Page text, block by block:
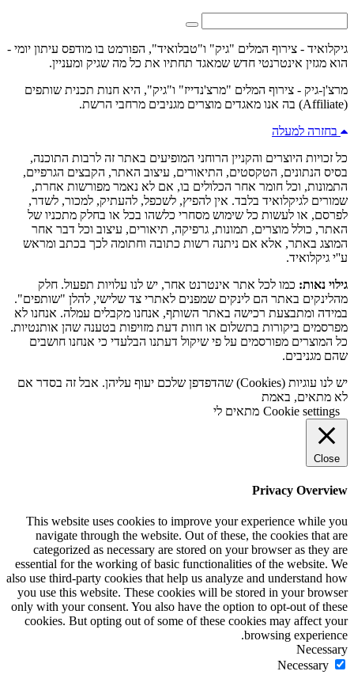
גיקלואיד - צירוף המלים "גיק" ו"טבלואיד", הפורמט בו מודפס עיתון יומי -
הוא מגזין אינטרנטי חדש שמאגד תחתיו את כל מה שגיק ומעניין.
מרצ'ן-גיק - צירוף המלים "מרצ'נדייז" ו"גיק", היא חנות תכנית שותפים
(Affiliate) בה אנו מאגדים מוצרים מגניבים מרחבי הרשת.
בחזרה למעלה
כל זכויות היוצרים והקניין הרוחני המופיעים באתר זה לרבות התוכנה,
בסיס הנתונים, הטקסטים, התיאורים, עיצוב האתר, הקבצים הגרפיים,
התמונות, וכל חומר אחר הכלולים בו, אם לא נאמר מפורשות אחרת,
שמורים לגיקלואיד בלבד. אין להפיץ, לשכפל, להעתיק, למכור, לשדר,
לפרסם, או לעשות כל שימוש מסחרי כלשהו בכל או בחלק מתכניו של
האתר, כולל מוצרים, תמונות, גרפיקה, תיאורים, עיצוב וכל דבר אחר
המוצג באתר, אלא אם ניתנה רשות כתובה וחתומה לכך בכתב ומראש
ע''י גיקלואיד.
גילוי נאות: כמו לכל אתר אינטרנט אחר, יש לנו עלויות תפעול. חלק
מהלינקים באתר הם לינקים שמפנים לאתרי צד שלישי, להלן "שותפים".
במידה ומתבצעת רכישה באתר השותף, אנחנו מקבלים עמלה. אנחנו לא
מפרסמים ביקורות בתשלום או חוות דעת מזויפות בטענה שהן אותנטיות.
כל המוצרים מפורסמים על פי שיקול דעתנו הבלעדי כי אנחנו חושבים
שהם מגניבים.
יש לנו עוגיות (Cookies) שהדפדפן שלכם יעוף עליהן. אבל זה בסדר אם
לא מתאים, באמת
Cookie settings מתאים לי
Close
Privacy Overview
This website uses cookies to improve your experience while you
navigate through the website. Out of these, the cookies that are
categorized as necessary are stored on your browser as they are
essential for the working of basic functionalities of the website. We
also use third-party cookies that help us analyze and understand how
you use this website. These cookies will be stored in your browser
only with your consent. You also have the option to opt-out of these
cookies. But opting out of some of these cookies may affect your
browsing experience.
Necessary
Necessary